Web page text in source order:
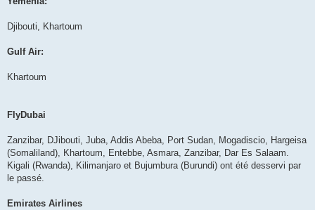
Djibouti, Khartoum
Gulf Air:
Khartoum
FlyDubai
Zanzibar, DJibouti, Juba, Addis Abeba, Port Sudan, Mogadiscio, Hargeisa
(Somaliland), Khartoum, Entebbe, Asmara, Zanzibar, Dar Es Salaam.
Kigali (Rwanda), Kilimanjaro et Bujumbura (Burundi) ont été desservi par
le passé.
Emirates Airlines